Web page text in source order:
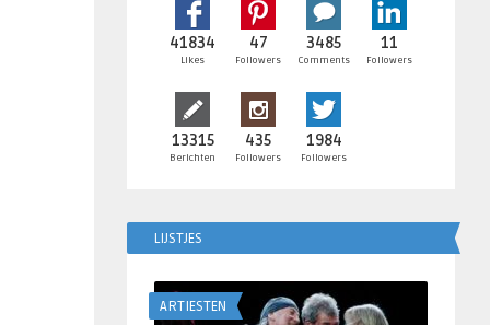
41834
Likes
47
Followers
3485
Comments
11
Followers
13315
Berichten
435
Followers
1984
Followers
LIJSTJES
ARTIESTEN